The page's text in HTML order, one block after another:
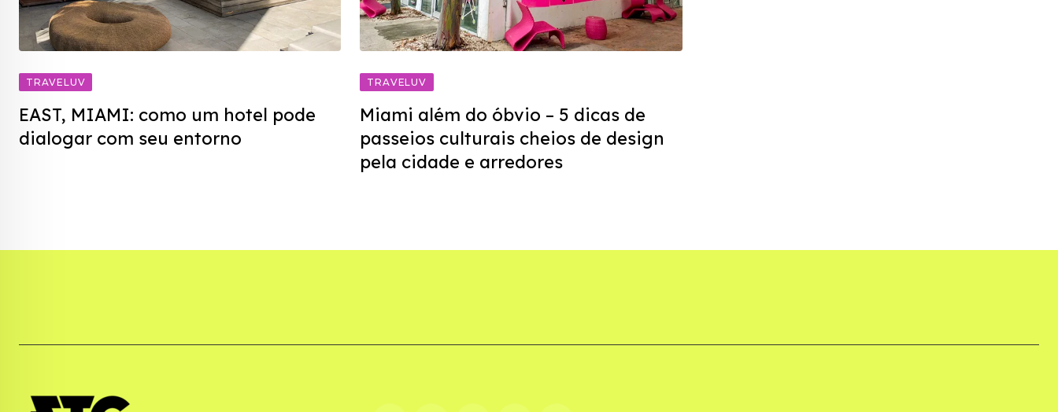
TRAVELUV
EAST, MIAMI: como um hotel pode
dialogar com seu entorno
TRAVELUV
Miami além do óbvio – 5 dicas de
passeios culturais cheios de design
pela cidade e arredores